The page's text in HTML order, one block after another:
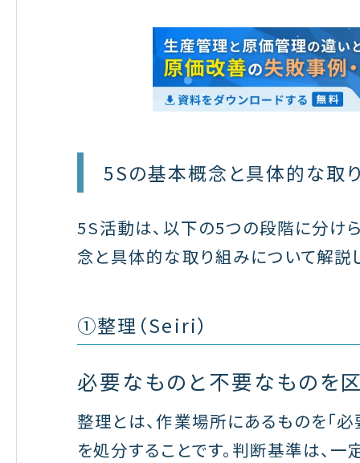
5Sの基本概念と具体的な取
5S活動は、以下の5つの段階に分け
念と具体的な取り組みについて解説
①整理（Seiri）
必要なものと不要なものを
整理とは、作業場所にあるものを「
を処分することです。判断基準は、